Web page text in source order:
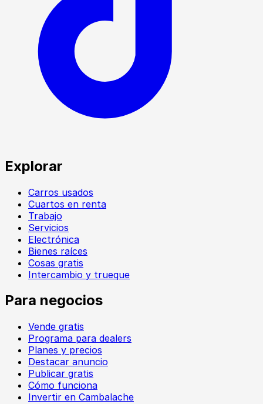
Explorar
Carros usados
Cuartos en renta
Trabajo
Servicios
Electrónica
Bienes raíces
Cosas gratis
Intercambio y trueque
Para negocios
Vende gratis
Programa para dealers
Planes y precios
Destacar anuncio
Publicar gratis
Cómo funciona
Invertir en Cambalache